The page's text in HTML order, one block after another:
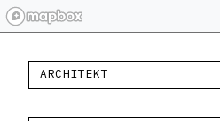
ARCHITEKT